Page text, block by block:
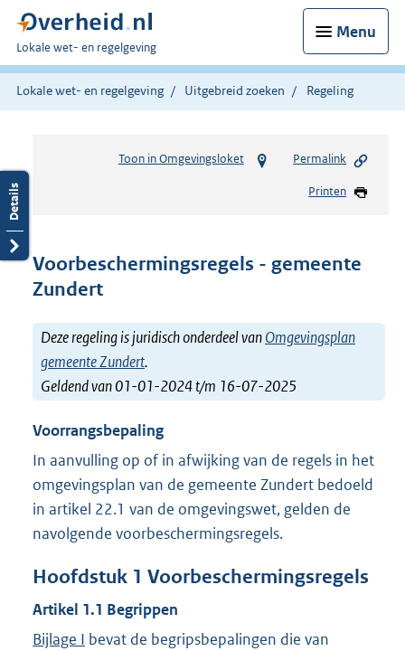
Menu
U
bent
hier:
Lokale wet- en regelgeving
Lokale wet- en regelgeving Uitgebreid zoeken Regeling
Toon in Omgevingsloket Permalink
Printen
Voorbeschermingsregels - gemeente
Zundert
Deze regeling is juridisch onderdeel vanOmgevingsplan
gemeente Zundert.
Geldend van 01-01-2024 t/m 16-07-2025
Voorrangsbepaling
In aanvulling op of in afwijking van de regels in het
omgevingsplan van de gemeente Zundert bedoeld
in artikel 22.1 van de omgevingswet, gelden de
navolgende voorbeschermingsregels.
Hoofdstuk 1 Voorbeschermingsregels
Artikel 1.1 Begrippen
Bijlage I bevat de begripsbepalingen die van